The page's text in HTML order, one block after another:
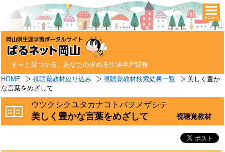
きっと見つかる。あなたの求める生涯学習情報
HOME 視聴覚教材絞り込み 視聴覚教材検索結果一覧
美しく豊か
な言葉をめざして
ウツクシクユタカナコトバヲメザシテ
美しく豊かな言葉をめざして 視聴覚教材